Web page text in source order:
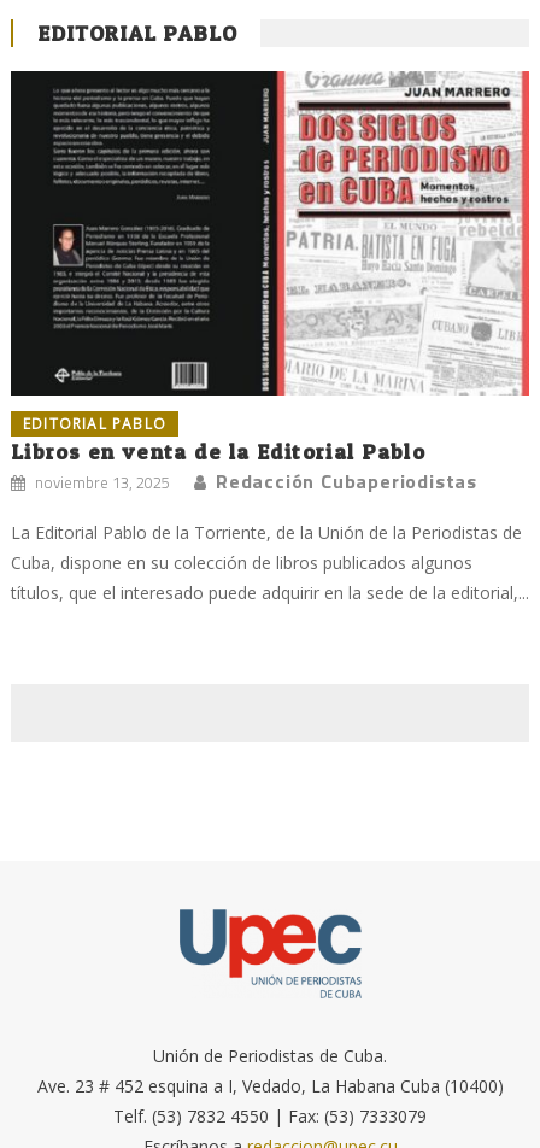
EDITORIAL PABLO
EDITORIAL PABLO
Libros en venta de la Editorial Pablo
noviembre 13, 2025 Redacción Cubaperiodistas
La Editorial Pablo de la Torriente, de la Unión de la Periodistas de
Cuba, dispone en su colección de libros publicados algunos
títulos, que el interesado puede adquirir en la sede de la editorial,...
Unión de Periodistas de Cuba.
Ave. 23 # 452 esquina a I, Vedado, La Habana Cuba (10400)
Telf. (53) 7832 4550 | Fax: (53) 7333079